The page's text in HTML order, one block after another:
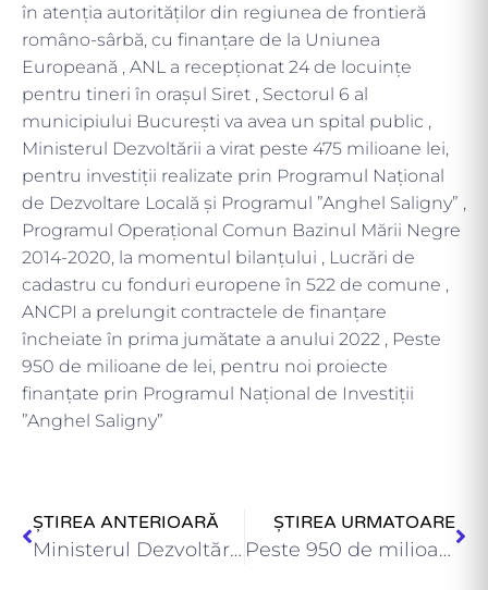
în atenția autorităților din regiunea de frontieră
româno-sârbă, cu finanțare de la Uniunea
Europeană , ANL a recepţionat 24 de locuinţe
pentru tineri în orașul Siret , Sectorul 6 al
municipiului București va avea un spital public ,
Ministerul Dezvoltării a virat peste 475 milioane lei,
pentru investiții realizate prin Programul Național
de Dezvoltare Locală și Programul ”Anghel Saligny” ,
Programul Operațional Comun Bazinul Mării Negre
2014-2020, la momentul bilanțului , Lucrări de
cadastru cu fonduri europene în 522 de comune ,
ANCPI a prelungit contractele de finanțare
încheiate în prima jumătate a anului 2022 , Peste
950 de milioane de lei, pentru noi proiecte
finanțate prin Programul Național de Investiții
”Anghel Saligny”
ȘTIREA ANTERIOARĂ
Ministerul Dezvoltării a decontat peste 1,14 miliarde lei pentru continuarea…
ȘTIREA URMATOARE
Peste 950 de milioane de lei, pentru noi proiecte finanțate…